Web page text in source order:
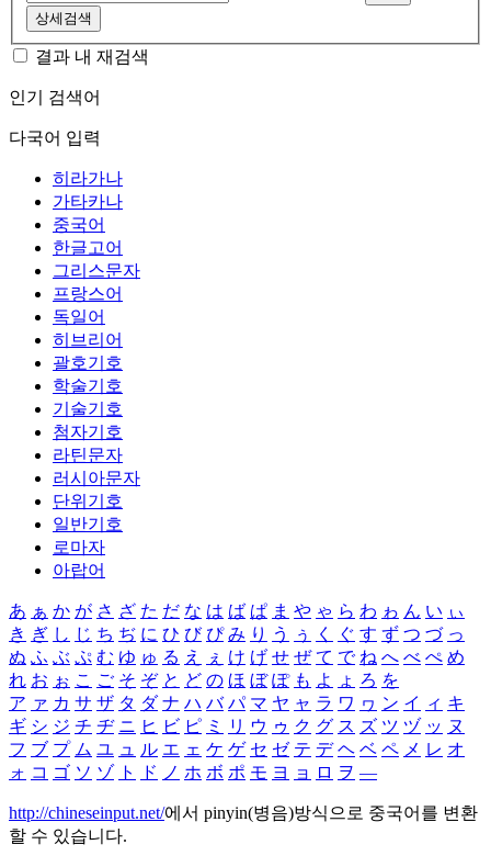
상세검색
결과 내 재검색
인기 검색어
다국어 입력
히라가나
가타카나
중국어
한글고어
그리스문자
프랑스어
독일어
히브리어
괄호기호
학술기호
기술기호
첨자기호
라틴문자
러시아문자
단위기호
일반기호
로마자
아랍어
あ ぁ か が さ ざ た だ な は ば ぱ ま や ゃ ら わ ゎ ん い ぃ
き ぎ し じ ち ぢ に ひ び ぴ み り う ぅ く ぐ す ず つ づ っ
ぬ ふ ぶ ぷ む ゆ ゅ る え ぇ け げ せ ぜ て で ね へ べ ぺ め
れ お ぉ こ ご そ ぞ と ど の ほ ぼ ぽ も よ ょ ろ を
ア ァ カ サ ザ タ ダ ナ ハ バ パ マ ヤ ャ ラ ワ ヮ ン イ ィ キ
ギ シ ジ チ ヂ ニ ヒ ビ ピ ミ リ ウ ゥ ク グ ス ズ ツ ヅ ッ ヌ
フ ブ プ ム ユ ュ ル エ ェ ケ ゲ セ ゼ テ デ ヘ ベ ペ メ レ オ
ォ コ ゴ ソ ゾ ト ド ノ ホ ボ ポ モ ヨ ョ ロ ヲ ―
http://chineseinput.net/에서 pinyin(병음)방식으로 중국어를 변환
할 수 있습니다.